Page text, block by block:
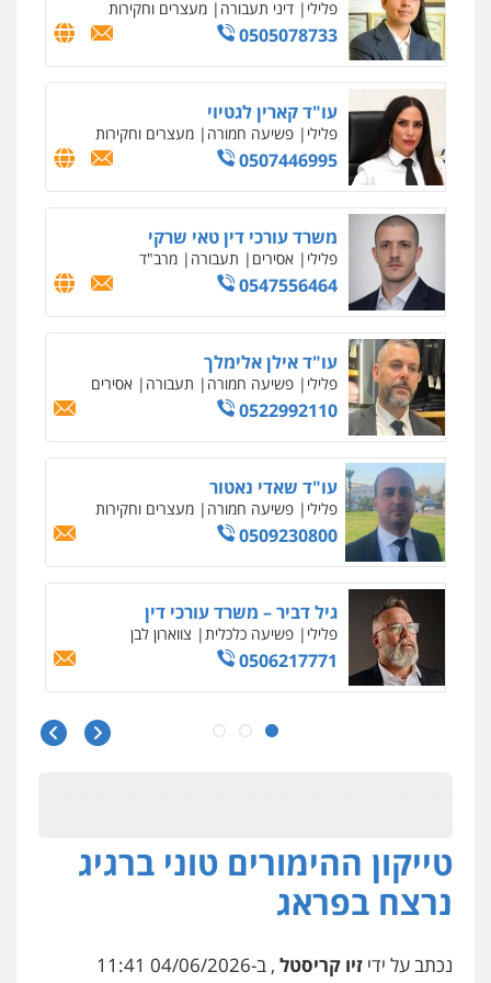
וחקירות
0542255161
גל דהן – משרד עורך דין פלילי
פלילי פשיעה חמורה סמים מעצרים
וחקירות
0544723840
עו"ד ראוף נג'אר
פלילי עורכי דין לענייני אסירים מעצרים
סמים רכוש
0548009246
דוד אפרים משרד עורכי דין
פלילי צווארון לבן מס הכנסה מע"מ
0506209859
עדי כרמלי – חברת עו"ד
פלילי כלכלי עורכי דין לענייני אסירים
0525060666
גיא זהבי משרד עורכי דין
פלילי משפחה
503456449
עו"ד איהאב ג'לג'ולי
עורכי דין לענייני
אייל בן שושן, עורך דין פלילי
פלילי מעצרים וחקירות פשיעה חמורה
נוער רישום פלילי
0522763105
טייקון ההימורים טוני ברגיג
נרצח בפראג
נכתב על ידי זיו קריסטל , ב-04/06/2026 11:41